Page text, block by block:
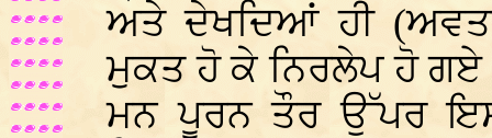
ਅਤੇ ਦੇਖਦਿਆਂ ਹੀ
ਮੁਕਤ ਹੋ ਕੇ ਨਿਰਲੇਪ ਹੋ
ਮਨ ਪੂਰਨ ਤੌਰ ਉੱਪਰ